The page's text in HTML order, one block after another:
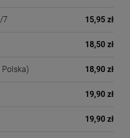
7 15,95 zł
18,50 zł
Polska) 18,90 zł
19,90 zł
19,90 zł